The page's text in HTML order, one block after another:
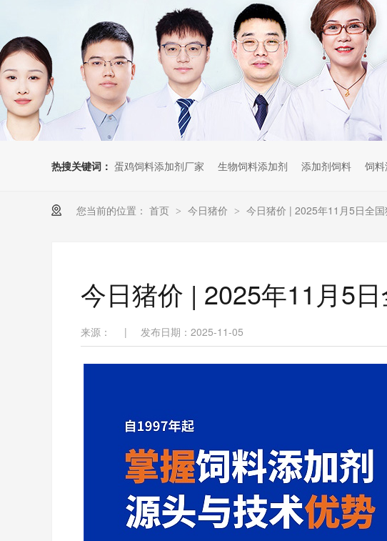
热搜关键词： 蛋鸡饲料添加剂厂家 生物饲料添加剂 添加剂饲料 饲
您当前的位置： 首页 > 今日猪价 > 今日猪价 | 2025年11月5日全国
今日猪价 | 2025年11月5
来源： | 发布日期：2025-11-05